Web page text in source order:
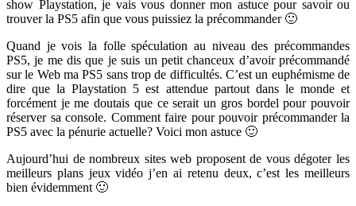
show Playstation, je vais vous donner mon astuce pour savoir ou
trouver la PS5 afin que vous puissiez la précommander 🙂
Quand je vois la folle spéculation au niveau des précommandes
PS5, je me dis que je suis un petit chanceux d’avoir précommandé
sur le Web ma PS5 sans trop de difficultés. C’est un euphémisme de
dire que la Playstation 5 est attendue partout dans le monde et
forcément je me doutais que ce serait un gros bordel pour pouvoir
réserver sa console. Comment faire pour pouvoir précommander la
PS5 avec la pénurie actuelle? Voici mon astuce 🙂
Aujourd’hui de nombreux sites web proposent de vous dégoter les
meilleurs plans jeux vidéo j’en ai retenu deux, c’est les meilleurs
bien évidemment 🙂